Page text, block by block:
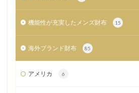
機能性が充実したメンズ財布 15
海外ブランド財布 85
アメリカ 6